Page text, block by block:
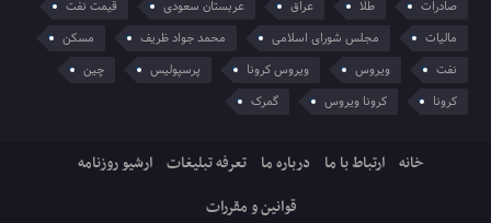
صادرات
طلا عراق عربستان سعودی
قیمت نفت
مالیات
مجلس شورای اسلامی محمد جواد ظریف
مسکن
نفت
ویروس ویروس کرونا پرسپولیس
چین
کرونا
کرونا ویروس گمرک
خانه ارتباط با ما درباره ما تعرفه تبلیغات ارشیو روزنامه
قوانین و مقررات